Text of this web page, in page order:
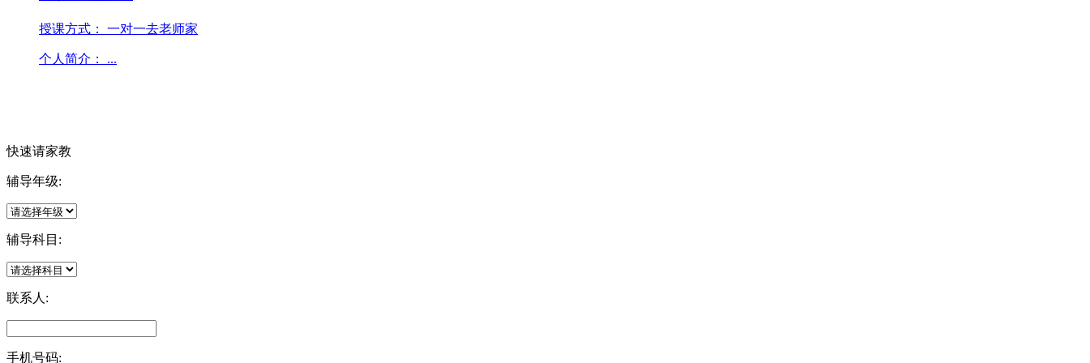
授课方式： 一对一去老师家
个人简介： ...
快速请家教
辅导年级:
辅导科目:
联系人:
手机号码: